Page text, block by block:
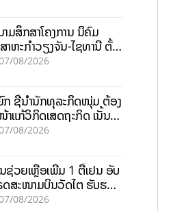
າມສຶກສາໂຄງການ ນິຄົມ
າຫະກຳວຽງຈັນ-ໄຊທານີ ຕັ້ງ
ງທຶນ 150 ລ້ານໂດລາ, ສ້າງ
08/2026
ກ ຊີ້ນຳນັກທຸລະກິດໜຸ່ມ ຕ້ອງ
າແກ້ວິກິດເສດຖະກິດ ເນັ້ນດຶງ
າກົນ, ຫັນສູ່ດິຈິຕອນ
08/2026
ຊ່ວຍເຫຼືອເພີ່ມ 1 ຕື້ເຢນ ອັບ
ດສະໜາມບິນວັດໄຕ ຮັບຮອງ
ຕີບໂຕ
08/2026